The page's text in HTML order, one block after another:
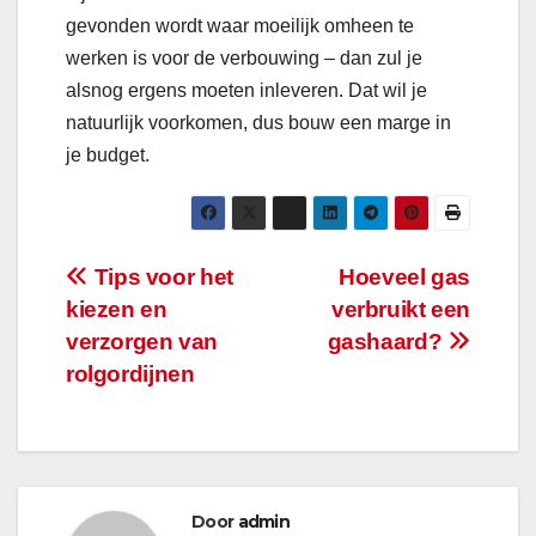
gevonden wordt waar moeilijk omheen te
werken is voor de verbouwing – dan zul je
alsnog ergens moeten inleveren. Dat wil je
natuurlijk voorkomen, dus bouw een marge in
je budget.
Bericht
navigatie
Hoeveel gas
verbruikt een
gashaard?
Tips voor het
kiezen en
verzorgen van
rolgordijnen
Door admin